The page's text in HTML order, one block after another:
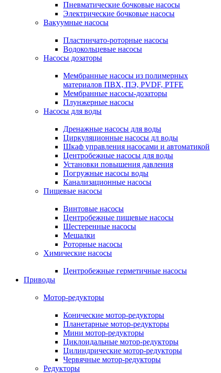
Пневматические бочковые насосы
Электрические бочковые насосы
Вакуумные насосы
Пластинчато-роторные насосы
Водокольцевые насосы
Насосы дозаторы
Мембранные насосы из полимерных
материалов ПВХ, ПЭ, PVDF, PTFE
Мембранные насосы-дозаторы
Плунжерные насосы
Насосы для воды
Дренажные насосы для воды
Циркуляционные насосы дл воды
Шкаф управления насосами и автоматикой
Центробежные насосы для воды
Установки повышения давления
Погружные насосы воды
Канализационные насосы
Пищевые насосы
Винтовые насосы
Центробежные пищевые насосы
Шестеренные насосы
Мешалки
Роторные насосы
Химические насосы
Центробежные герметичные насосы
Приводы
Мотор-редукторы
Конические мотор-редукторы
Планетарные мотор-редукторы
Мини мотор-редукторы
Циклоидальные мотор-редукторы
Цилиндрические мотор-редукторы
Червячные мотор-редукторы
Редукторы